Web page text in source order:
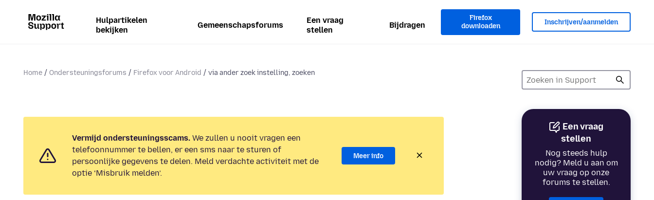
Hulpartikelen
bekijken
Gemeenschapsforums
Een vraag
stellen
Bijdragen
Firefox
downloaden
Inschrijven/aanmelden
Home Ondersteuningsforums Firefox voor Android via ander zoek instelling, zoeken
Een vraag
stellen
Nog steeds hulp
nodig? Meld u aan om
uw vraag op onze
forums te stellen.
Vermijd ondersteuningsscams. We zullen u nooit vragen een
telefoonnummer te bellen, er een sms naar te sturen of
persoonlijke gegevens te delen. Meld verdachte activiteit met de
optie ‘Misbruik melden’.
Meer info